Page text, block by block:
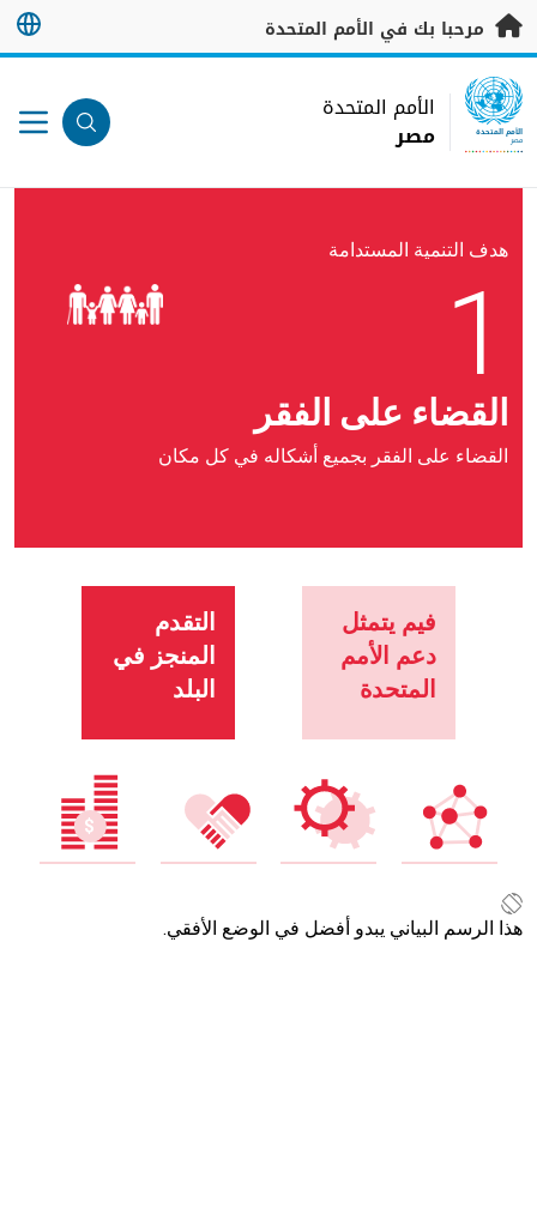
تخطى إلى المحتوى الرئيسي
مرحبا بك في الأمم المتحدة
UN Logo
الأمم المتحدة
مصر
الأمم المتحدة
مصر
هدف التنمية المستدامة
1
القضاء على الفقر
القضاء على الفقر بجميع أشكاله في كل مكان
فيم يتمثل
دعم الأمم
المتحدة
التقدم
المنجز في
البلد
هذا الرسم البياني يبدو أفضل في الوضع الأفقي.